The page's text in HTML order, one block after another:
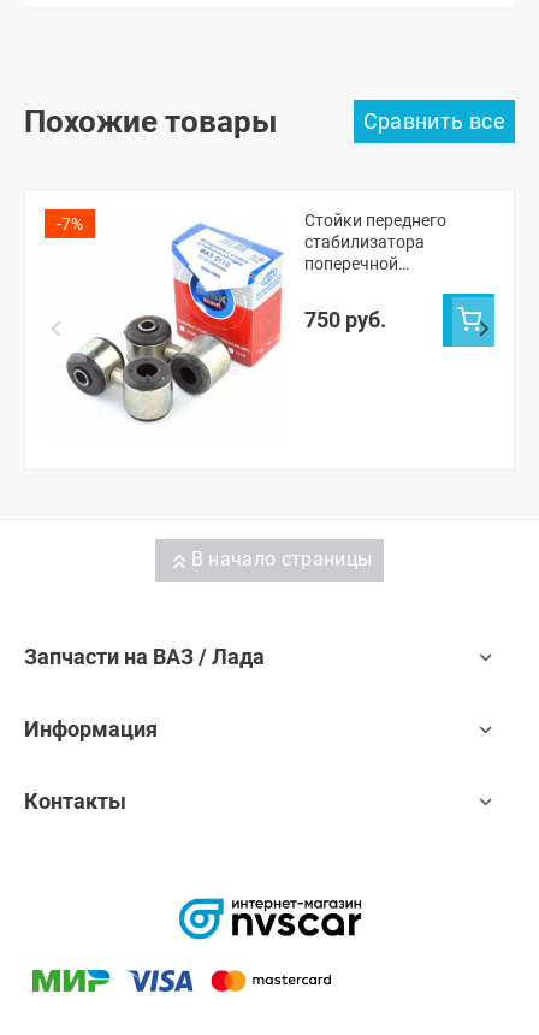
Похожие товары
-7%
Стойки переднего
стабилизатора
поперечной
ВАЗ 2110-2112
750 руб.
В начало страницы
Запчасти на ВАЗ / Лада
Информация
Контакты